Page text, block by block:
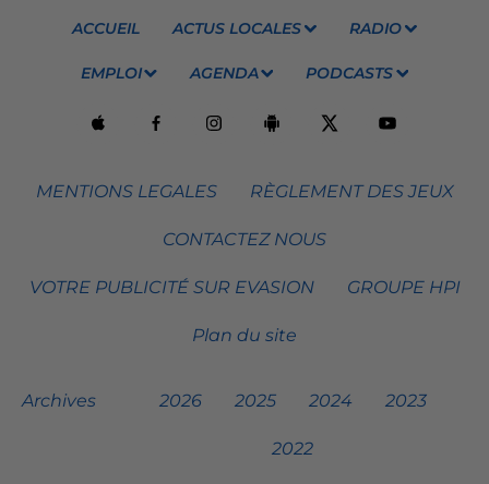
ACCUEIL ACTUS LOCALES RADIO
EMPLOI AGENDA PODCASTS
MENTIONS LEGALES RÈGLEMENT DES JEUX
CONTACTEZ NOUS
VOTRE PUBLICITÉ SUR EVASION GROUPE HPI
Plan du site
Archives 2026 2025 2024 2023
2022